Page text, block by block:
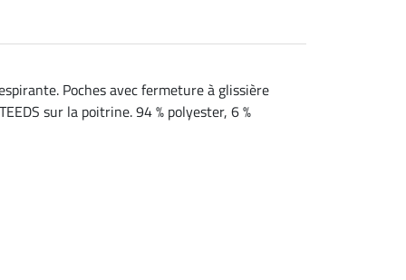
Poches avec fermeture à glissière
sur la poitrine. 94 % polyester, 6 %